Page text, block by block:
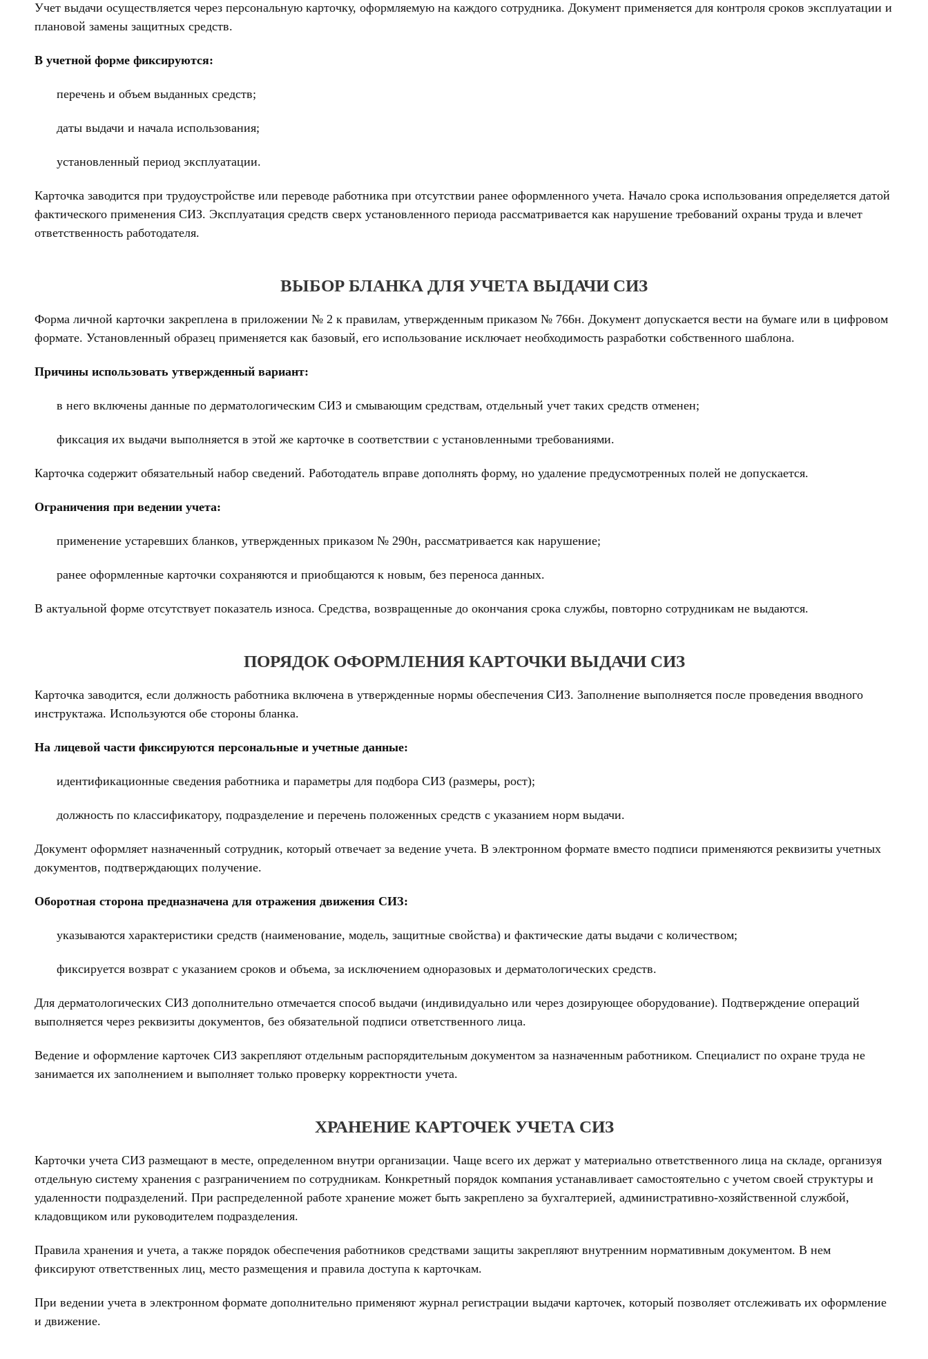
Учет выдачи осуществляется через персональную карточку, оформляемую на каждого сотрудника. Документ применяется для контроля сроков эксплуатации и
плановой замены защитных средств.
В учетной форме фиксируются:
перечень и объем выданных средств;
даты выдачи и начала использования;
установленный период эксплуатации.
Карточка заводится при трудоустройстве или переводе работника при отсутствии ранее оформленного учета. Начало срока использования определяется датой
фактического применения СИЗ. Эксплуатация средств сверх установленного периода рассматривается как нарушение требований охраны труда и влечет
ответственность работодателя.
ВЫБОР БЛАНКА ДЛЯ УЧЕТА ВЫДАЧИ СИЗ
Форма личной карточки закреплена в приложении № 2 к правилам, утвержденным приказом № 766н. Документ допускается вести на бумаге или в цифровом
формате. Установленный образец применяется как базовый, его использование исключает необходимость разработки собственного шаблона.
Причины использовать утвержденный вариант:
в него включены данные по дерматологическим СИЗ и смывающим средствам, отдельный учет таких средств отменен;
фиксация их выдачи выполняется в этой же карточке в соответствии с установленными требованиями.
Карточка содержит обязательный набор сведений. Работодатель вправе дополнять форму, но удаление предусмотренных полей не допускается.
Ограничения при ведении учета:
применение устаревших бланков, утвержденных приказом № 290н, рассматривается как нарушение;
ранее оформленные карточки сохраняются и приобщаются к новым, без переноса данных.
В актуальной форме отсутствует показатель износа. Средства, возвращенные до окончания срока службы, повторно сотрудникам не выдаются.
ПОРЯДОК ОФОРМЛЕНИЯ КАРТОЧКИ ВЫДАЧИ СИЗ
Карточка заводится, если должность работника включена в утвержденные нормы обеспечения СИЗ. Заполнение выполняется после проведения вводного
инструктажа. Используются обе стороны бланка.
На лицевой части фиксируются персональные и учетные данные:
идентификационные сведения работника и параметры для подбора СИЗ (размеры, рост);
должность по классификатору, подразделение и перечень положенных средств с указанием норм выдачи.
Документ оформляет назначенный сотрудник, который отвечает за ведение учета. В электронном формате вместо подписи применяются реквизиты учетных
документов, подтверждающих получение.
Оборотная сторона предназначена для отражения движения СИЗ:
указываются характеристики средств (наименование, модель, защитные свойства) и фактические даты выдачи с количеством;
фиксируется возврат с указанием сроков и объема, за исключением одноразовых и дерматологических средств.
Для дерматологических СИЗ дополнительно отмечается способ выдачи (индивидуально или через дозирующее оборудование). Подтверждение операций
выполняется через реквизиты документов, без обязательной подписи ответственного лица.
Ведение и оформление карточек СИЗ закрепляют отдельным распорядительным документом за назначенным работником. Специалист по охране труда не
занимается их заполнением и выполняет только проверку корректности учета.
ХРАНЕНИЕ КАРТОЧЕК УЧЕТА СИЗ
Карточки учета СИЗ размещают в месте, определенном внутри организации. Чаще всего их держат у материально ответственного лица на складе, организуя
отдельную систему хранения с разграничением по сотрудникам. Конкретный порядок компания устанавливает самостоятельно с учетом своей структуры и
удаленности подразделений. При распределенной работе хранение может быть закреплено за бухгалтерией, административно-хозяйственной службой,
кладовщиком или руководителем подразделения.
Правила хранения и учета, а также порядок обеспечения работников средствами защиты закрепляют внутренним нормативным документом. В нем
фиксируют ответственных лиц, место размещения и правила доступа к карточкам.
При ведении учета в электронном формате дополнительно применяют журнал регистрации выдачи карточек, который позволяет отслеживать их оформление
и движение.